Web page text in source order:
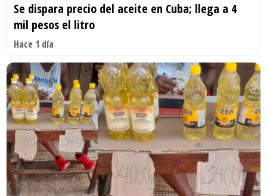
Se dispara precio del aceite en Cuba; llega a 4
mil pesos el litro
Hace 1 día